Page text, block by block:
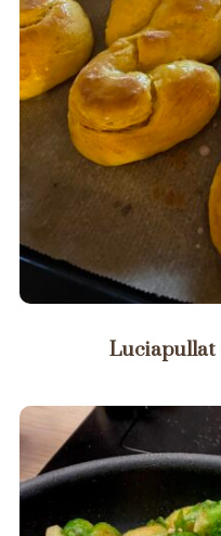
Luciapullat